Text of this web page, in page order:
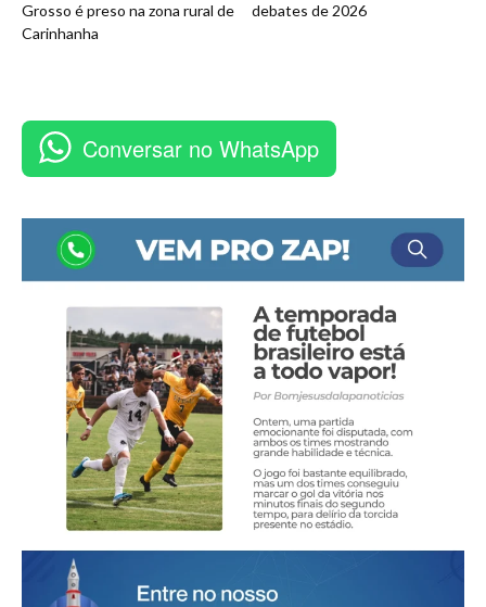
Grosso é preso na zona rural de
Carinhanha
debates de 2026
Conversar no WhatsApp